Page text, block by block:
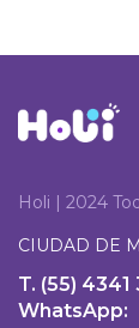
Holi | 2024
CIUDAD DE
T. (55) 4341
WhatsApp: